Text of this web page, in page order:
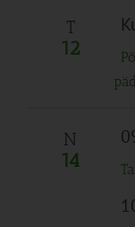
T
12
N
14